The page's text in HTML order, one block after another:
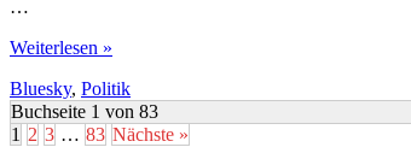
…
Die
hält
dagegen:
Gegen
Weiterlesen »
Bluesky, Politik
Buchseite 1 von 83
1 2 3 … 83 Nächste »